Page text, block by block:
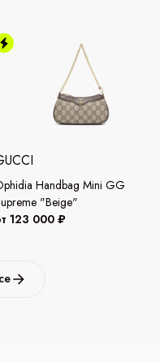
Handbag Mini GG
"Beige"
123 000 ₽